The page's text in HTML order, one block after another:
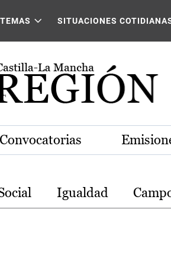
TEMAS SITUACIONES
Convocatorias
Igualdad